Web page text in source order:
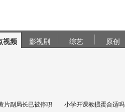
视频 影视剧 综艺 原创
片副局长已被停职 小学开课教掼蛋合适吗